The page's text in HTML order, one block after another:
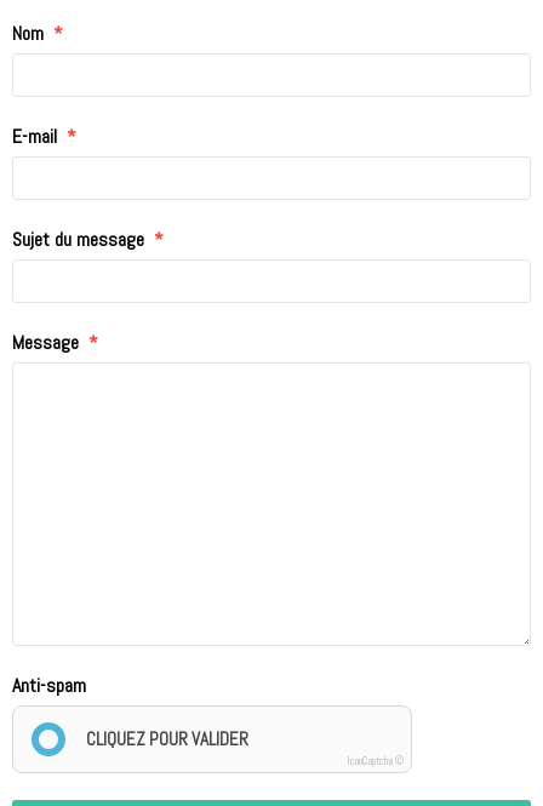
Nom
E-mail
Sujet du message
Message
Anti-spam
CLIQUEZ POUR VALIDER
IconCaptcha ©